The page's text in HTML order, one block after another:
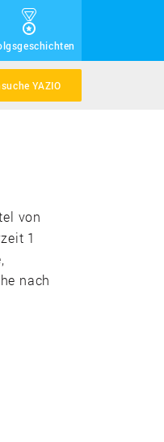
YAZIO
von
1
nach